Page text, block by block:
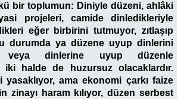
bir toplumun: Diniyle düzeni, ahlâki
projeleri, camide dinledikleriyle
eğer birbirini tutmuyor, zıtlaşıp
durumda ya düzene uyup dinlerini
veya dinlerine uyup düzenle
iki halde de huzursuz olacaklardır.
ama ekonomi çarkı faize
zinayı haram kılıyor, düzen serbest